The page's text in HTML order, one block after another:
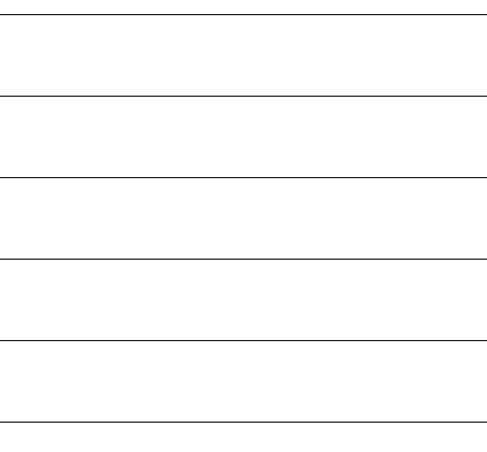
Al Madinah Province
Al
Northern Borders Province
Federación de Bosnia y
Dobrich
Pernik
Jihočeský kraj